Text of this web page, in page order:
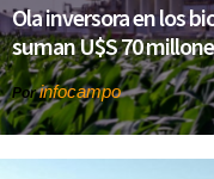
Ola inversora en los
suman U$S 70
Porinfocampo